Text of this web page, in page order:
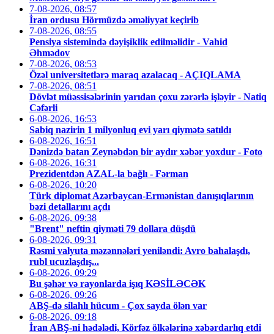
7-08-2026, 08:57
İran ordusu Hörmüzdə əməliyyat keçirib
7-08-2026, 08:55
Pensiya sistemində dəyişiklik edilməlidir - Vahid
Əhmədov
7-08-2026, 08:53
Özəl universitetlərə maraq azalacaq - AÇIQLAMA
7-08-2026, 08:51
Dövlət müəssisələrinin yarıdan çoxu zərərlə işləyir - Natiq
Cəfərli
6-08-2026, 16:53
Sabiq nazirin 1 milyonluq evi yarı qiymətə satıldı
6-08-2026, 16:51
Dənizdə batan Zeynəbdən bir aydır xəbər yoxdur - Foto
6-08-2026, 16:31
Prezidentdən AZAL-la bağlı - Fərman
6-08-2026, 10:20
Türk diplomat Azərbaycan-Ermənistan danışıqlarının
bəzi detallarını açdı
6-08-2026, 09:38
"Brent" neftin qiyməti 79 dollara düşdü
6-08-2026, 09:31
Rəsmi valyuta məzənnələri yeniləndi: Avro bahalaşdı,
rubl ucuzlaşdış...
6-08-2026, 09:29
Bu şəhər və rayonlarda işıq KƏSİLƏCƏK
6-08-2026, 09:26
ABŞ-də silahlı hücum - Çox sayda ölən var
6-08-2026, 09:18
İran ABŞ-ni hədələdi, Körfəz ölkələrinə xəbərdarlıq etdi